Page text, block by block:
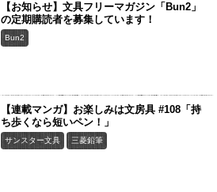
【お知らせ】文具フリーマガジン「Bun2」
の定期購読者を募集しています！
Bun2
【連載マンガ】お楽しみは文房具 #108「持
ち歩くなら短いペン！」
サンスター文具 三菱鉛筆